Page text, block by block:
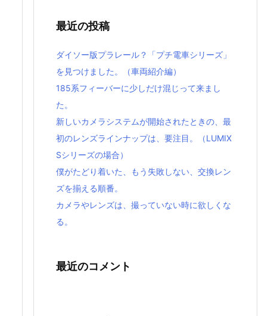
最近の投稿
ダイソー版プラレール？「プチ電車シリーズ」
を見つけました。（車両紹介編）
185系フィーバーに少しだけ混じって来まし
た。
新しいカメラシステムが開始されたときの、最
初のレンズラインナップは、要注目。（LUMIX
Sシリーズの場合）
僕がたどり着いた、もう失敗しない、交換レン
ズを揃える順番。
カメラやレンズは、撮っていない時に欲しくな
る。
最近のコメント